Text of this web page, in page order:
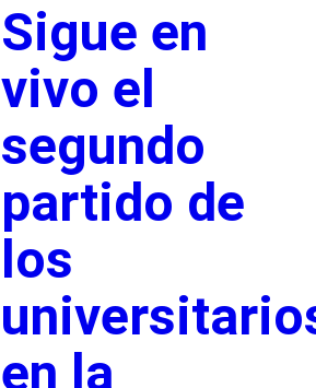
Sigue en
vivo el
segundo
partido de
los
en la